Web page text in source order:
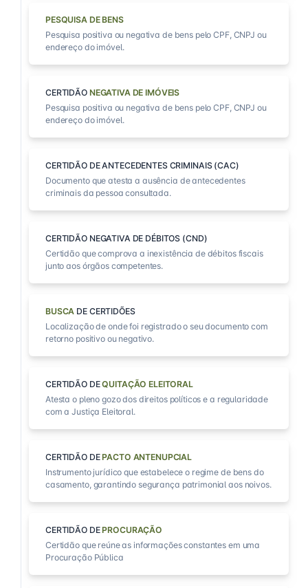
PESQUISA DE BENS
Pesquisa positiva ou negativa de bens pelo CPF, CNPJ ou
endereço do imóvel.
CERTIDÃO NEGATIVA DE IMÓVEIS
Pesquisa positiva ou negativa de bens pelo CPF, CNPJ ou
endereço do imóvel.
CERTIDÃO DE ANTECEDENTES CRIMINAIS (CAC)
Documento que atesta a ausência de antecedentes
criminais da pessoa consultada.
CERTIDÃO NEGATIVA DE DÉBITOS (CND)
Certidão que comprova a inexistência de débitos fiscais
junto aos órgãos competentes.
BUSCA DE CERTIDÕES
Localização de onde foi registrado o seu documento com
retorno positivo ou negativo.
CERTIDÃO DEQUITAÇÃO ELEITORAL
Atesta o pleno gozo dos direitos políticos e a regularidade
com a Justiça Eleitoral.
CERTIDÃO DEPACTO ANTENUPCIAL
Instrumento jurídico que estabelece o regime de bens do
casamento, garantindo segurança patrimonial aos noivos.
CERTIDÃO DEPROCURAÇÃO
Certidão que reúne as informações constantes em uma
Procuração Pública